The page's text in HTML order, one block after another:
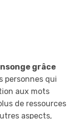
grâce
personnes qui
aux mots
de ressources
aspects,